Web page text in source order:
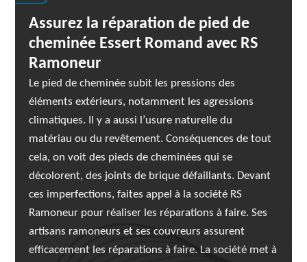
Assurez la réparation de pied de
cheminée Essert Romand avec RS
Ramoneur
Le pied de cheminée subit les pressions des
éléments extérieurs, notamment les agressions
climatiques. Il y a aussi l’usure naturelle du
matériau ou du revêtement. Conséquences de tout
cela, on voit des pieds de cheminées qui se
décolorent, des joints de brique défaillants. Devant
ces imperfections, faites appel à la société RS
Ramoneur pour réaliser les réparations à faire. Ses
artisans ramoneurs et ses couvreurs assurent
efficacement les réparations à faire. La société met à